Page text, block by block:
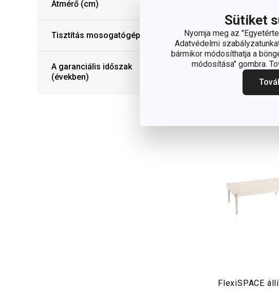
Sütiket
Nyomja meg az
Adatvédelmi
bármikor módosíthatja a
módosítása" gombra.
Átmérő (cm)
Tisztítás mosogatógépben
A garanciális időszak
(években)
370 x 148 mm
7 090 Ft
Elérhető a
webáruházban
10 márkaboltban
elérhető
Kosárba
FlexiSPACE